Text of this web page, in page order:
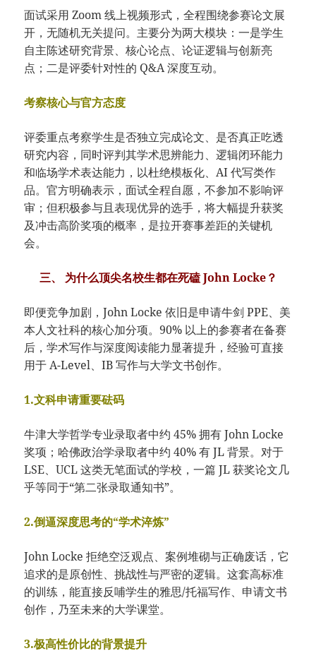
面试采用 Zoom 线上视频形式，全程围绕参赛论文展
开，无随机无关提问。主要分为两大模块：一是学生
自主陈述研究背景、核心论点、论证逻辑与创新亮
点；二是评委针对性的 Q&A 深度互动。
考察核心与官方态度
评委重点考察学生是否独立完成论文、是否真正吃透
研究内容，同时评判其学术思辨能力、逻辑闭环能力
和临场学术表达能力，以杜绝模板化、AI 代写类作
品。官方明确表示，面试全程自愿，不参加不影响评
审；但积极参与且表现优异的选手，将大幅提升获奖
及冲击高阶奖项的概率，是拉开赛事差距的关键机
会。
三、 为什么顶尖名校生都在死磕 John Locke？
即便竞争加剧，John Locke 依旧是申请牛剑 PPE、美
本人文社科的核心加分项。90% 以上的参赛者在备赛
后，学术写作与深度阅读能力显著提升，经验可直接
用于 A-Level、IB 写作与大学文书创作。
1.文科申请重要砝码
牛津大学哲学专业录取者中约 45% 拥有 John Locke
奖项；哈佛政治学录取者中约 40% 有 JL 背景。对于
LSE、UCL 这类无笔面试的学校，一篇 JL 获奖论文几
乎等同于“第二张录取通知书”。
2.倒逼深度思考的“学术淬炼”
John Locke 拒绝空泛观点、案例堆砌与正确废话，它
追求的是原创性、挑战性与严密的逻辑。这套高标准
的训练，能直接反哺学生的雅思/托福写作、申请文书
创作，乃至未来的大学课堂。
3.极高性价比的背景提升